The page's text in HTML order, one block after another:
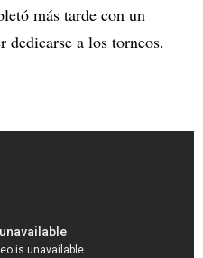
más tarde con un
dedicarse a los torneos.